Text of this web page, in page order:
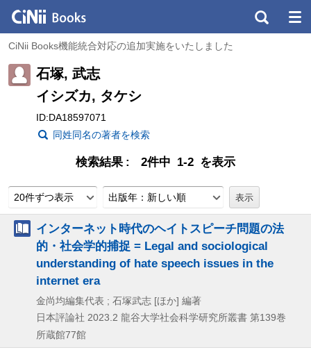
CiNii Books機能統合対応の追加実施をいたしました
石塚, 武志
イシズカ, タケシ
ID:DA18597071
同姓同名の著者を検索
検索結果 2件中 1-2 を表示
20件ずつ表示 出版年：新しい順
インターネット時代のヘイトスピーチ問題の法
的・社会学的捕捉 = Legal and sociological
understanding of hate speech issues in the
internet era
金尚均編集代表 ; 石塚武志 [ほか] 編著
日本評論社 2023.2 龍谷大学社会科学研究所叢書 第139巻
所蔵館77館